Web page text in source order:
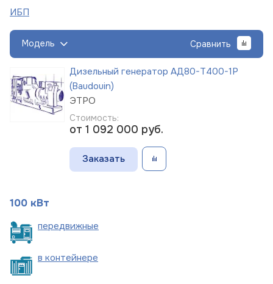
ИБП
Модель Сравнить
Дизельный генератор АД80-Т400-1Р
(Baudouin)
ЭТРО
Стоимость:
от 1 092 000 руб.
Заказать
100 кВт
передвижные
в контейнере